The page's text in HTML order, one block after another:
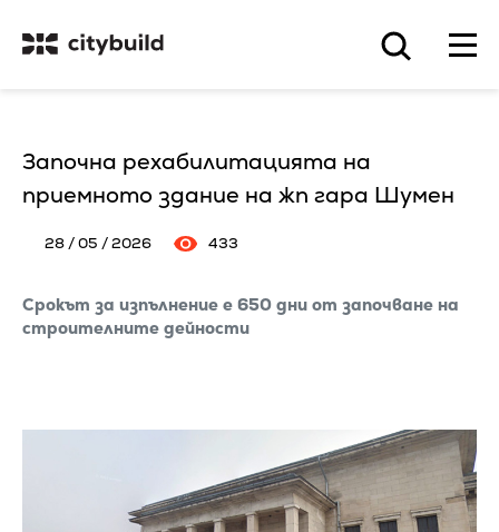
Започна рехабилитацията на
приемното здание на жп гара Шумен
28 / 05 / 2026 433
Срокът за изпълнение е 650 дни от започване на
строителните дейности